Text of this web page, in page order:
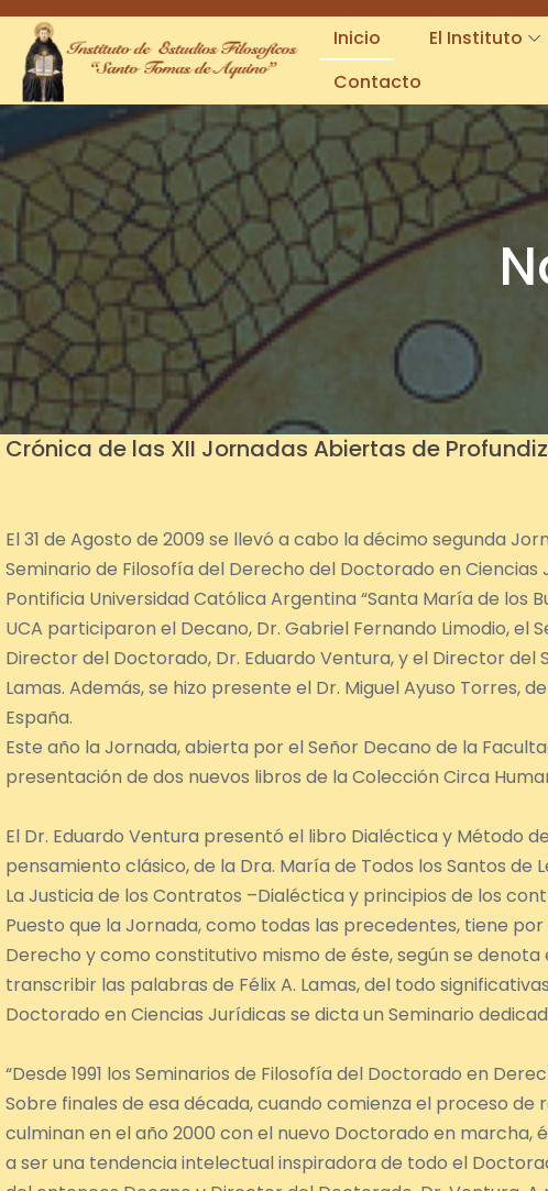
Inicio El Instituto
Contacto
Crónica de las XII Jornadas Abiertas de
El 31 de Agosto de 2009 se llevó a cabo la décimo segunda
Seminario de Filosofía del Derecho del Doctorado en
Pontificia Universidad Católica Argentina “Santa María de los
UCA participaron el Decano, Dr. Gabriel Fernando Limodio, el
Director del Doctorado, Dr. Eduardo Ventura, y el Director del
Lamas. Además, se hizo presente el Dr. Miguel Ayuso Torres,
España.
Este año la Jornada, abierta por el Señor Decano de la
presentación de dos nuevos libros de la Colección Circa
El Dr. Eduardo Ventura presentó el libro Dialéctica y Método
pensamiento clásico, de la Dra. María de Todos los Santos de
La Justicia de los Contratos –Dialéctica y principios de los
Puesto que la Jornada, como todas las precedentes, tiene
Derecho y como constitutivo mismo de éste, según se denota
transcribir las palabras de Félix A. Lamas, del todo
Doctorado en Ciencias Jurídicas se dicta un Seminario
“Desde 1991 los Seminarios de Filosofía del Doctorado en
Sobre finales de esa década, cuando comienza el proceso
culminan en el año 2000 con el nuevo Doctorado en marcha,
a ser una tendencia intelectual inspiradora de todo el